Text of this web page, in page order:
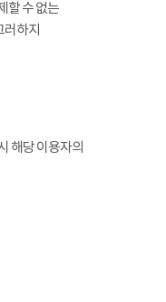
할 수 없는
러하지
해당 이용자의